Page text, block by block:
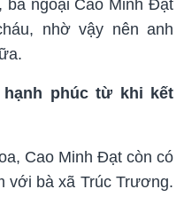
bà ngoại Cao Minh Đạt
nhờ vậy nên anh
phúc từ khi kết
Cao Minh Đạt còn có
với bà xã Trúc Trương.